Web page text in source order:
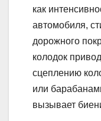
как
автомобиля,
дорожного
колодок
сцеплению
или
вызывает